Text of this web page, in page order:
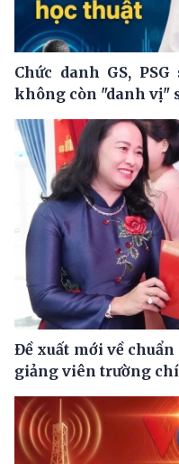
Chức danh GS,
không còn "danh vị"
Đề xuất mới về
giảng viên trường